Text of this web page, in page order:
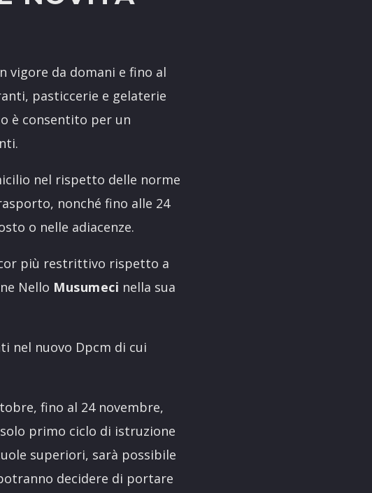
vigore da domani e fino al
pasticcerie e gelaterie
è consentito per un
nel rispetto delle norme
nonché fino alle 24
o nelle adiacenze.
più restrittivo rispetto a
Nello Musumeci nella sua
nel nuovo Dpcm di cui
fino al 24 novembre,
primo ciclo di istruzione
superiori, sarà possibile
decidere di portare